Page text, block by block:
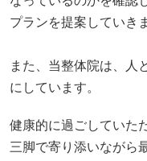
プランを提案していき
また、当整体院は、人
にしています。
健康的に過ごしていた
三脚で寄り添いながら